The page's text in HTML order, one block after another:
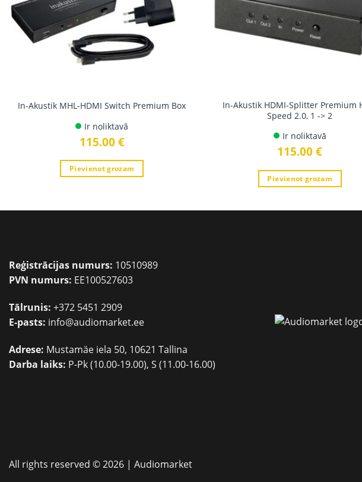
In-Akustik MHL-HDMI Switch Premium Box
Ir noliktavā
115.00€
Pievienot grozam
In-Akustik HDMI-Splitter Premium
Speed ​​2.0, 1 -> 2
Ir noliktavā
115.00€
Pievienot grozam
Reģistrācijas numurs: 10510989
PVN numurs: EE100527603
Tālrunis: +372 5451 2909
E-pasts: info@audiomarket.ee
Adrese: Mustamäe iela 50, 10621 Tallina
Darba laiks: P-Pk (10.00-19.00), S (11.00-16.00)
All rights reserved © 2026 | Audiomarket